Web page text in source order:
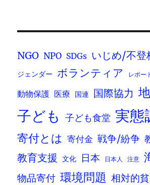
NGO NPO SDGs いじめ/不登
ジェンダー ボランティア レポー
動物保護 医療 国連 国際協力
子ども 子ども食堂 実態
寄付とは 寄付金 戦争/紛争
教育支援 文化 日本 日本人 注意
物品寄付 環境問題 相対的